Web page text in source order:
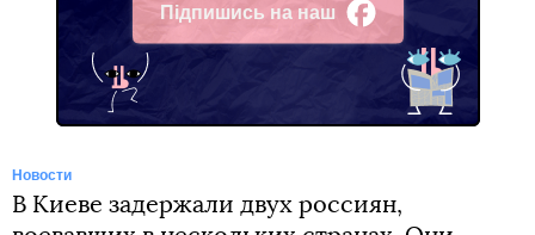
Підпишись на наш
Facebook
Новости
В Киеве задержали двух россиян,